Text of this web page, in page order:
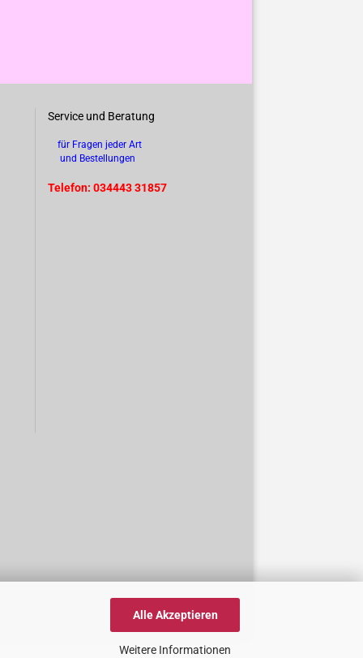
Alle Akzeptieren
Weitere Informationen
Service und Beratung
für Fragen jeder Art
und Bestellungen
Telefon: 034443 31857